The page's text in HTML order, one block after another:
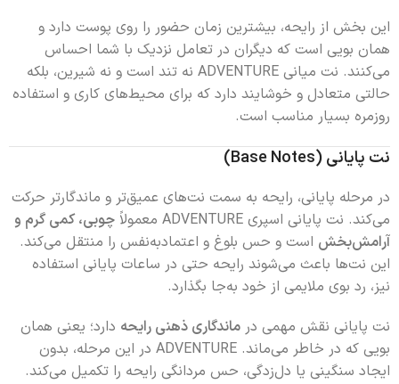
این بخش از رایحه، بیشترین زمان حضور را روی پوست دارد و
همان بویی است که دیگران در تعامل نزدیک با شما احساس
می‌کنند. نت میانی ADVENTURE نه تند است و نه شیرین، بلکه
حالتی متعادل و خوشایند دارد که برای محیط‌های کاری و استفاده
روزمره بسیار مناسب است.
نت پایانی (Base Notes)
در مرحله پایانی، رایحه به سمت نت‌های عمیق‌تر و ماندگارتر حرکت
می‌کند. نت پایانی اسپری ADVENTURE معمولاً
چوبی، کمی گرم و
آرامش‌بخش است و حس بلوغ و اعتمادبه‌نفس را منتقل می‌کند.
این نت‌ها باعث می‌شوند رایحه حتی در ساعات پایانی استفاده
نیز، رد بوی ملایمی از خود به‌جا بگذارد.
نت پایانی نقش مهمی در ماندگاری ذهنی رایحه دارد؛ یعنی همان
بویی که در خاطر می‌ماند. ADVENTURE در این مرحله، بدون
ایجاد سنگینی یا دل‌زدگی، حس مردانگی رایحه را تکمیل می‌کند.